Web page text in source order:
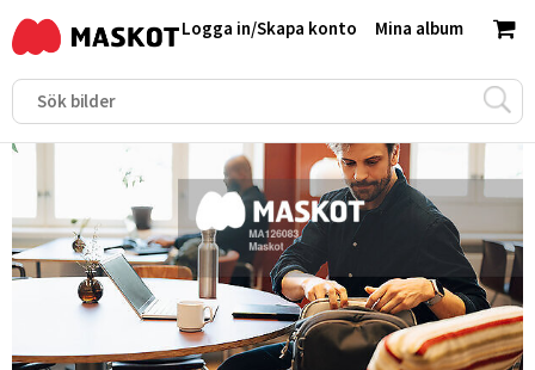
Mina album
Logga in/Skapa konto